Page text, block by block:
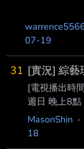
07-19
31 [實況] 綜藝
[電視播出時
週日 晚上8
每週六 晚上
Vidol 每週日
MasonShin ·
18